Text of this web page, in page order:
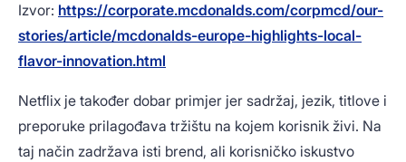
Izvor: https://corporate.mcdonalds.com/corpmcd/our-
stories/article/mcdonalds-europe-highlights-local-
flavor-innovation.html
Netflix je također dobar primjer jer sadržaj, jezik, titlove i
preporuke prilagođava tržištu na kojem korisnik živi. Na
taj način zadržava isti brend, ali korisničko iskustvo